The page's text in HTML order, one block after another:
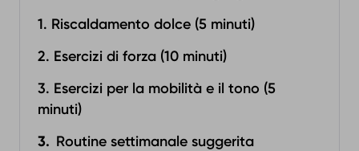
1. Riscaldamento dolce (5 minuti)
2. Esercizi di forza (10 minuti)
3. Esercizi per la mobilità e il tono (5
minuti)
Routine settimanale suggerita